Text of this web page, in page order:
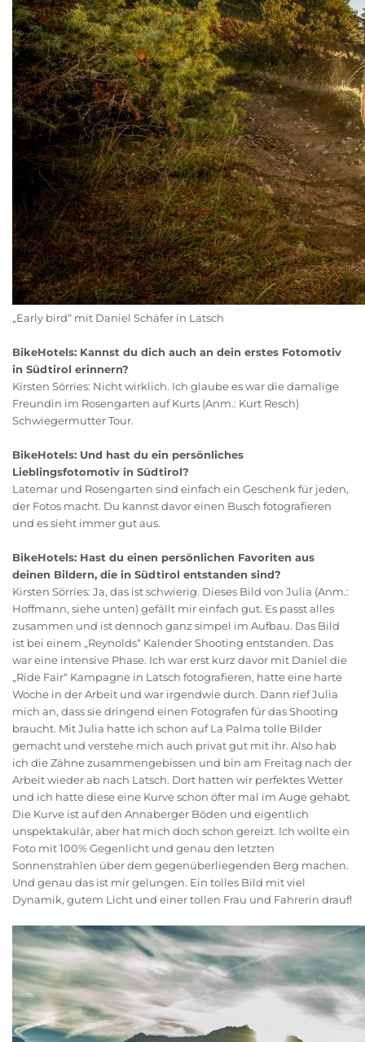
„Early bird“ mit Daniel Schäfer in Latsch
BikeHotels: Kannst du dich auch an dein erstes Fotomotiv
in Südtirol erinnern?
Kirsten Sörries: Nicht wirklich. Ich glaube es war die damalige
Freundin im Rosengarten auf Kurts (Anm.: Kurt Resch)
Schwiegermutter Tour.
BikeHotels: Und hast du ein persönliches
Lieblingsfotomotiv in Südtirol?
Latemar und Rosengarten sind einfach ein Geschenk für jeden,
der Fotos macht. Du kannst davor einen Busch fotografieren
und es sieht immer gut aus.
BikeHotels: Hast du einen persönlichen Favoriten aus
deinen Bildern, die in Südtirol entstanden sind?
Kirsten Sörries: Ja, das ist schwierig. Dieses Bild von Julia (Anm.:
Hoffmann, siehe unten) gefällt mir einfach gut. Es passt alles
zusammen und ist dennoch ganz simpel im Aufbau. Das Bild
ist bei einem „Reynolds“ Kalender Shooting entstanden. Das
war eine intensive Phase. Ich war erst kurz davor mit Daniel die
„Ride Fair“ Kampagne in Latsch fotografieren, hatte eine harte
Woche in der Arbeit und war irgendwie durch. Dann rief Julia
mich an, dass sie dringend einen Fotografen für das Shooting
braucht. Mit Julia hatte ich schon auf La Palma tolle Bilder
gemacht und verstehe mich auch privat gut mit ihr. Also hab
ich die Zähne zusammengebissen und bin am Freitag nach der
Arbeit wieder ab nach Latsch. Dort hatten wir perfektes Wetter
und ich hatte diese eine Kurve schon öfter mal im Auge gehabt.
Die Kurve ist auf den Annaberger Böden und eigentlich
unspektakulär, aber hat mich doch schon gereizt. Ich wollte ein
Foto mit 100% Gegenlicht und genau den letzten
Sonnenstrahlen über dem gegenüberliegenden Berg machen.
Und genau das ist mir gelungen. Ein tolles Bild mit viel
Dynamik, gutem Licht und einer tollen Frau und Fahrerin drauf!